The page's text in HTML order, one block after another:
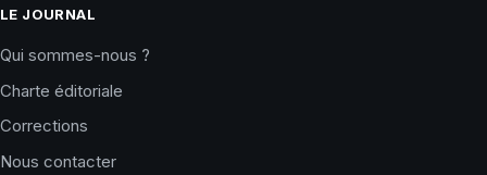
LE JOURNAL
Qui sommes-nous ?
Charte éditoriale
Corrections
Nous contacter